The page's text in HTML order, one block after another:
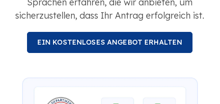
sicherzustellen, dass Ihr Antrag erfolgreich ist.
EIN KOSTENLOSES ANGEBOT ERHALTEN